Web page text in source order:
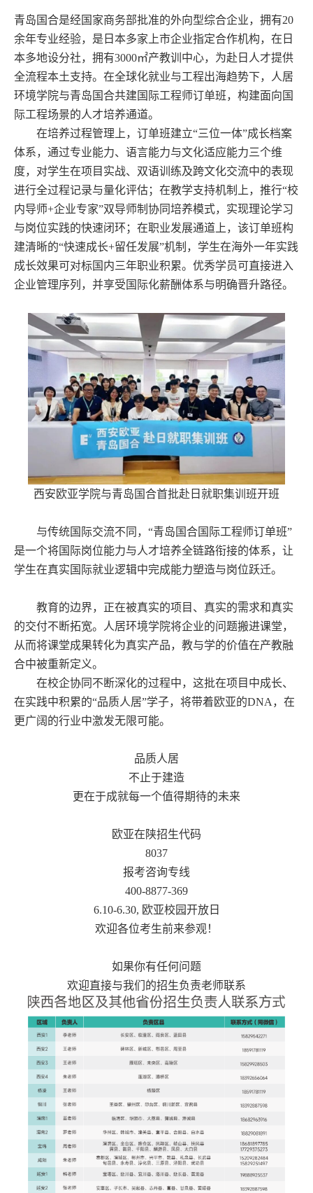
青岛国合是经国家商务部批准的外向型综合企业，拥有20
余年专业经验，是日本多家上市企业指定合作机构，在日
本多地设分社，拥有3000㎡产教训中心，为赴日人才提供
全流程本土支持。在全球化就业与工程出海趋势下，人居
环境学院与青岛国合共建国际工程师订单班，构建面向国
际工程场景的人才培养通道。
在培养过程管理上，订单班建立“三位一体”成长档案
体系，通过专业能力、语言能力与文化适应能力三个维
度，对学生在项目实战、双语训练及跨文化交流中的表现
进行全过程记录与量化评估；在教学支持机制上，推行“校
内导师+企业专家”双导师制协同培养模式，实现理论学习
与岗位实践的快速闭环；在职业发展通道上，该订单班构
建清晰的“快速成长+留任发展”机制，学生在海外一年实践
成长效果可对标国内三年职业积累。优秀学员可直接进入
企业管理序列，并享受国际化薪酬体系与明确晋升路径。
西安欧亚学院与青岛国合首批赴日就职集训班开班
与传统国际交流不同，“青岛国合国际工程师订单班”
是一个将国际岗位能力与人才培养全链路衔接的体系，让
学生在真实国际就业逻辑中完成能力塑造与岗位跃迁。
教育的边界，正在被真实的项目、真实的需求和真实
的交付不断拓宽。人居环境学院将企业的问题搬进课堂，
从而将课堂成果转化为真实产品，教与学的价值在产教融
合中被重新定义。
在校企协同不断深化的过程中，这批在项目中成长、
在实践中积累的“品质人居”学子，将带着欧亚的DNA，在
更广阔的行业中激发无限可能。
品质人居
不止于建造
更在于成就每一个值得期待的未来
欧亚在陕招生代码
8037
报考咨询专线
400-8877-369
6.10-6.30, 欧亚校园开放日
欢迎各位考生前来参观！
如果你有任何问题
欢迎直接与我们的招生负责老师联系